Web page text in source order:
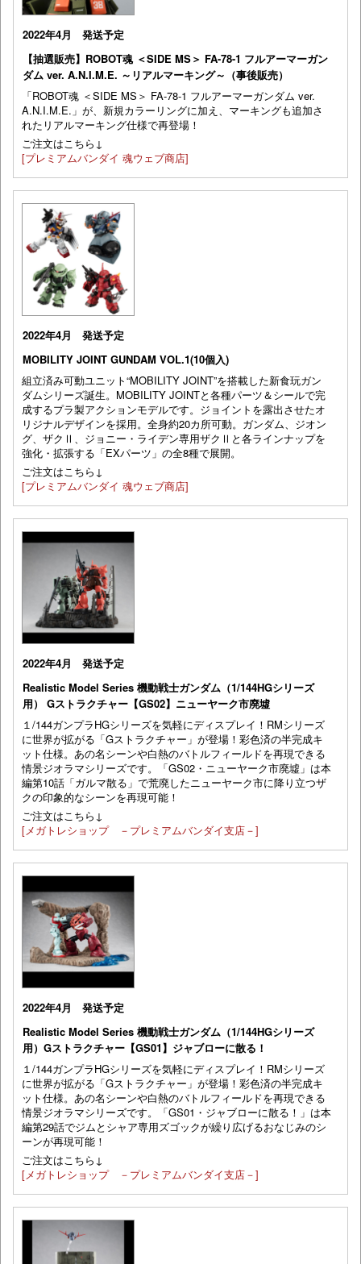
2022年4月 発送予定
【抽選販売】ROBOT魂 ＜SIDE MS＞ FA-78-1 フルアーマーガン
ダム ver. A.N.I.M.E. ～リアルマーキング～（事後販売）
「ROBOT魂 ＜SIDE MS＞ FA-78-1 フルアーマーガンダム ver.
A.N.I.M.E.」が、新規カラーリングに加え、マーキングも追加さ
れたリアルマーキング仕様で再登場！
ご注文はこちら↓
[プレミアムバンダイ 魂ウェブ商店]
2022年4月 発送予定
MOBILITY JOINT GUNDAM VOL.1(10個入)
組立済み可動ユニット“MOBILITY JOINT”を搭載した新食玩ガン
ダムシリーズ誕生。MOBILITY JOINTと各種パーツ＆シールで完
成するプラ製アクションモデルです。ジョイントを露出させたオ
リジナルデザインを採用。全身約20カ所可動。ガンダム、ジオン
グ、ザクⅡ、ジョニー・ライデン専用ザクⅡと各ラインナップを
強化・拡張する「EXパーツ」の全8種で展開。
ご注文はこちら↓
[プレミアムバンダイ 魂ウェブ商店]
2022年4月 発送予定
Realistic Model Series 機動戦士ガンダム（1/144HGシリーズ
用） Gストラクチャー【GS02】ニューヤーク市廃墟
１/144ガンプラHGシリーズを気軽にディスプレイ！RMシリーズ
に世界が拡がる「Gストラクチャー」が登場！彩色済の半完成キ
ット仕様。あの名シーンや白熱のバトルフィールドを再現できる
情景ジオラマシリーズです。「GS02・ニューヤーク市廃墟」は本
編第10話「ガルマ散る」で荒廃したニューヤーク市に降り立つザ
クの印象的なシーンを再現可能！
ご注文はこちら↓
[メガトレショップ －プレミアムバンダイ支店－]
2022年4月 発送予定
Realistic Model Series 機動戦士ガンダム（1/144HGシリーズ
用）Gストラクチャー【GS01】ジャブローに散る！
１/144ガンプラHGシリーズを気軽にディスプレイ！RMシリーズ
に世界が拡がる「Gストラクチャー」が登場！彩色済の半完成キ
ット仕様。あの名シーンや白熱のバトルフィールドを再現できる
情景ジオラマシリーズです。「GS01・ジャブローに散る！」は本
編第29話でジムとシャア専用ズゴックが繰り広げるおなじみのシ
ーンが再現可能！
ご注文はこちら↓
[メガトレショップ －プレミアムバンダイ支店－]